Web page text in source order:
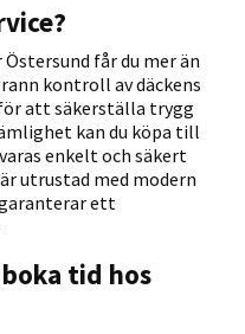
får du mer än
kontroll av däckens
att säkerställa trygg
kan du köpa till
enkelt och säkert
utrustad med modern
ett
tid hos